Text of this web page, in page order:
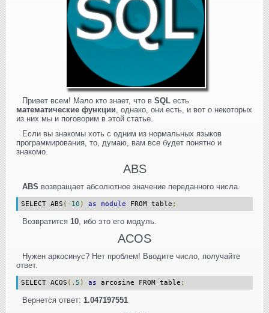
Привет всем! Мало кто знает, что в SQL есть
математические функции, однако, они есть, и вот о некоторых
из них мы и поговорим в этой статье.
Если вы знакомы хоть с одним из нормальных языков
программирования, то, думаю, вам все будет понятно и
знакомо.
ABS
ABS возвращает абсолютное значение переданного числа.
SELECT ABS (- 10 ) as module FROM table ;
Возвратится 10, ибо это его модуль.
ACOS
Нужен аркосинус? Нет проблем! Вводите число, получайте
ответ.
SELECT ACOS (. 5 ) as arcosine FROM table ;
Вернется ответ: 1.047197551